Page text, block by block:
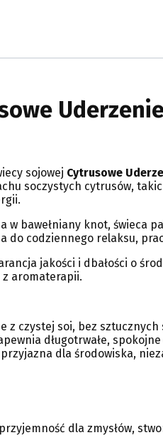
sojowej Cytrusowe
soczystych cytrusów,
w bawełniany knot, świeca
do codziennego relaksu,
jakości i dbałości o
aromaterapii.
z czystej soi, bez sztucznych
długotrwałe,
przyjazna dla środowiska,
dla zmysłów,